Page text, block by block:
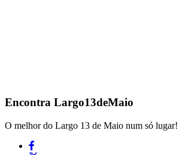
Encontra Largo13deMaio
O melhor do Largo 13 de Maio num só